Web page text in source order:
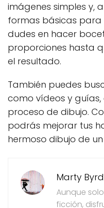
imágenes simples y,
formas básicas para
dudes en hacer
proporciones hasta
el resultado.
También puedes
como vídeos y guías,
proceso de dibujo.
podrás mejorar tus
hermoso dibujo de
Marty
Aunque
ficción,